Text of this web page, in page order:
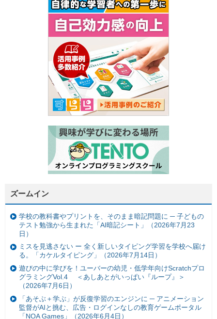
ズームイン
学校の教科書やプリントを、そのまま暗記問題に ─ 子どもの
テスト勉強から生まれた「AI暗記シート」（2026年7月23
日）
ミスを見逃さない ー 全く新しいタイピング学習を学校へ届け
る。「カケルタイピング」（2026年7月14日）
遊びの中に学びを！ユーバーの幼児・低学年向けScratchプロ
グラミングVol.4 ＜あしあとがいっぱい『ループ』＞
（2026年7月6日）
「あそぶ＋学ぶ」が反復学習のエンジンに ─ アニメーション
監督がAIと挑む、広告・ログインなしの教育ゲームポータル
「NOA Games」（2026年6月4日）